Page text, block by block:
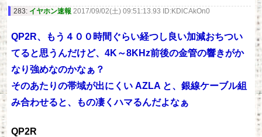
283: イヤホン速報 2017/09/02(土) 09:51:13.93 ID:KDlCAkOn0
QP2R、もう４００時間ぐらい経つし良い加減おちつい
てると思うんだけど、4K～8KHz前後の金管の響きがか
なり強めなのかなぁ？
そのあたりの帯域が出にくい AZLA と、銀線ケーブル組
み合わせると、もの凄くハマるんだよなぁ
QP2R